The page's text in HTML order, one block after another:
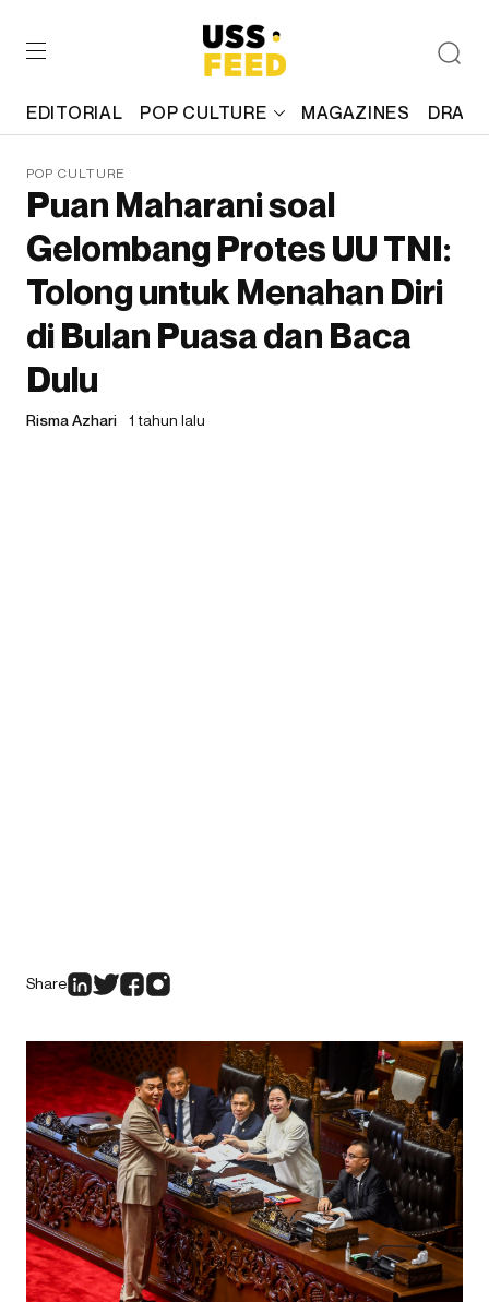
EDITORIAL POP CULTURE MAGAZINES
POP CULTURE
Puan Maharani soal
Gelombang Protes UU TNI:
Tolong untuk Menahan Diri
di Bulan Puasa dan Baca
Dulu
Risma Azhari 1 tahun lalu
Share